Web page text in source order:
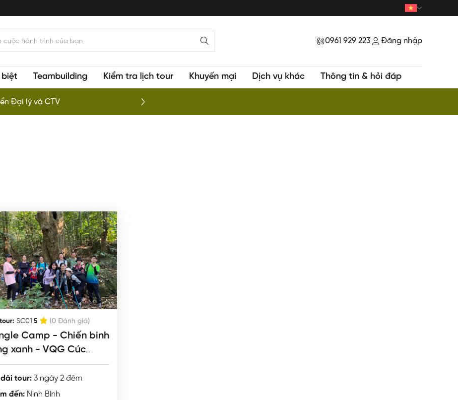
0961 929 223 Đăng nhập
biệt Teambuilding Kiểm tra lịch tour Khuyến mại Dịch vụ khác Thông tin & hỏi đáp
phá vịnh Lan Hạ
SC01 5 (0 Đánh giá)
Camp - Chiến binh
xanh - VQG Cúc
tour:3 ngày 2 đêm
đến:Ninh Bình